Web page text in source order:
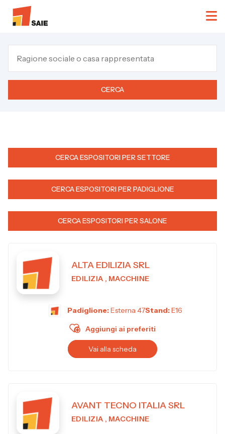
CERCA
CERCA ESPOSITORI PER SETTORE
CERCA ESPOSITORI PER PADIGLIONE
CERCA ESPOSITORI PER SALONE
ALTA EDILIZIA SRL
EDILIZIA , MACCHINE
Padiglione:Esterna 47Stand:E16
Aggiungi ai preferiti
Vai alla scheda
AVANT TECNO ITALIA SRL
EDILIZIA , MACCHINE